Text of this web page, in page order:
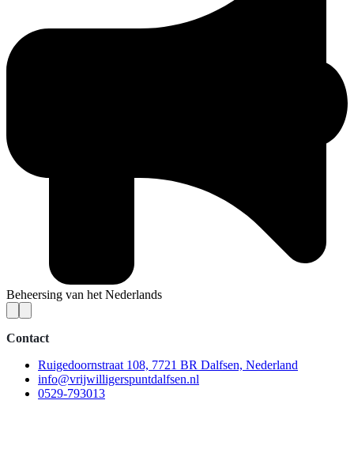
Beheersing van het Nederlands
Contact
Ruigedoornstraat 108, 7721 BR Dalfsen, Nederland
info@vrijwilligerspuntdalfsen.nl
0529-793013